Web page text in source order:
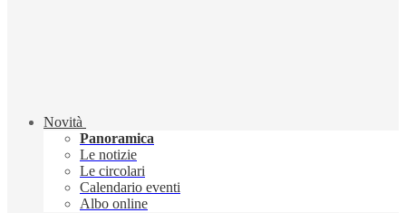
Novità
Panoramica
Le notizie
Le circolari
Calendario eventi
Albo online